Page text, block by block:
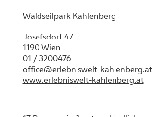
Waldseilpark Kahlenberg
Josefsdorf 47
1190 Wien
01 / 3200476
office@erlebniswelt-kahlenberg.at
www.erlebniswelt-kahlenberg.at